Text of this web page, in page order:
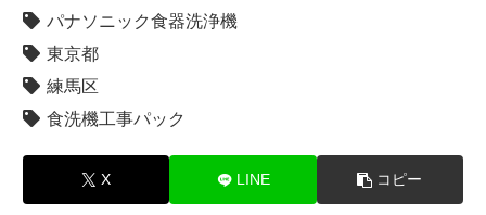
パナソニック食器洗浄機
東京都
練馬区
食洗機工事パック
X LINE コピー